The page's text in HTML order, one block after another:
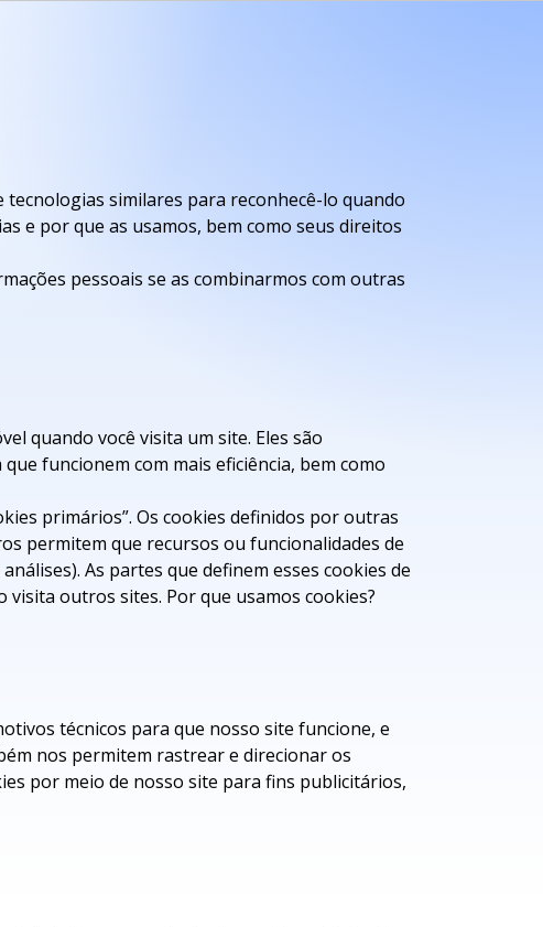
tecnologias similares para reconhecê-lo quando
e por que as usamos, bem como seus direitos
pessoais se as combinarmos com outras
quando você visita um site. Eles são
funcionem com mais eficiência, bem como
primários”. Os cookies definidos por outras
permitem que recursos ou funcionalidades de
As partes que definem esses cookies de
outros sites. Por que usamos cookies?
técnicos para que nosso site funcione, e
nos permitem rastrear e direcionar os
por meio de nosso site para fins publicitários,